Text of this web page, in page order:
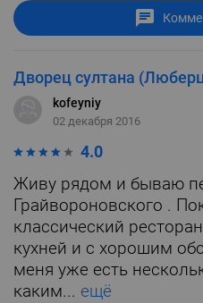
Дворец султана
kofeyniy
02 декабря 2016
4.0
Живу рядом и бываю
Грайвороновского .
классический
кухней и с хорошим
меня уже есть
каким... ещё